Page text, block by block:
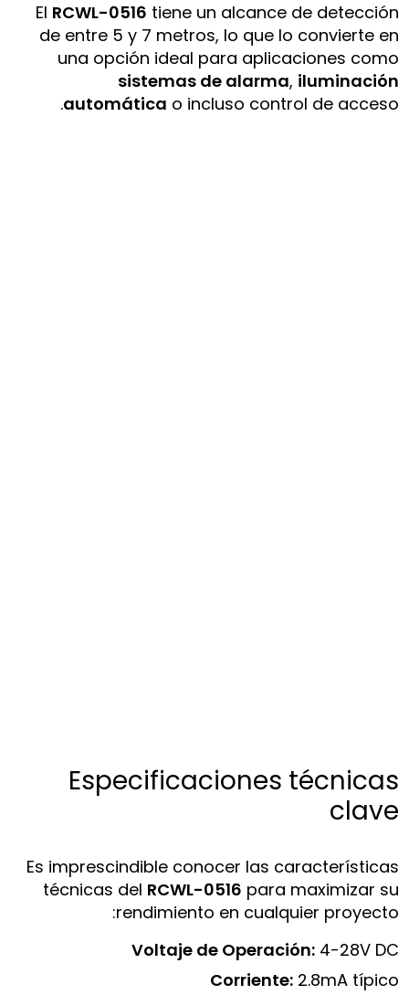
El RCWL-0516 tiene un alcance de detección
de entre 5 y 7 metros, lo que lo convierte en
una opción ideal para aplicaciones como
sistemas de alarma, iluminación
automática o incluso control de acceso.
Especificaciones técnicas
clave
Es imprescindible conocer las características
técnicas del RCWL-0516 para maximizar su
rendimiento en cualquier proyecto:
Voltaje de Operación:4-28V DC
Corriente:2.8mA típico